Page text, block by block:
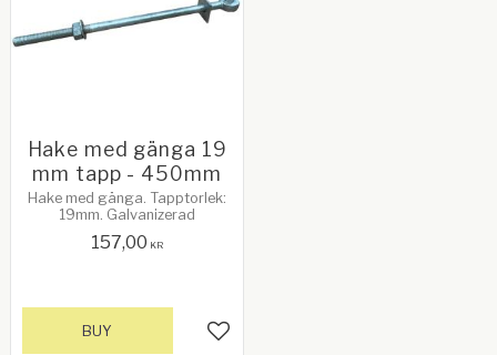
Hake med gänga 19
mm tapp - 450mm
Hake med gänga. Tapptorlek:
19mm. Galvanizerad
157,00 KR
Add to favorites
BUY